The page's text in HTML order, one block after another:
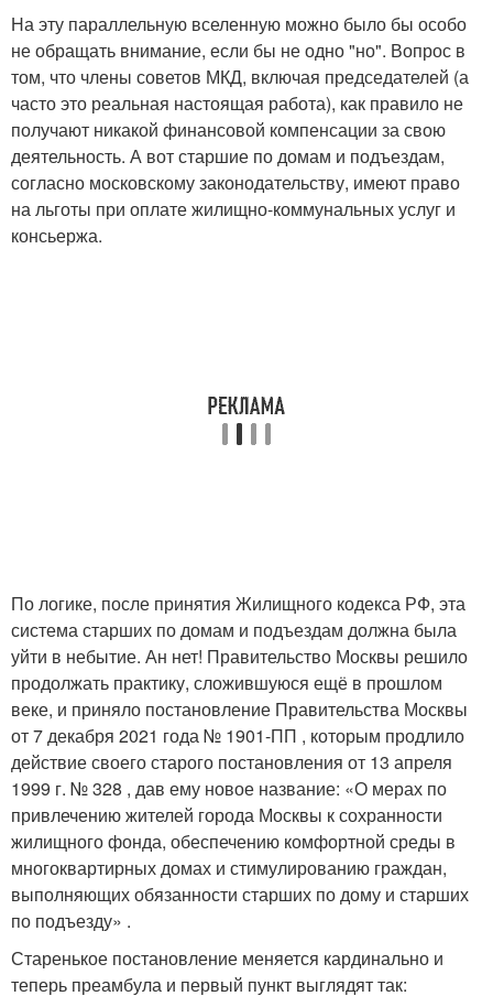
На эту параллельную вселенную можно было бы особо
не обращать внимание, если бы не одно "но". Вопрос в
том, что члены советов МКД, включая председателей (а
часто это реальная настоящая работа), как правило не
получают никакой финансовой компенсации за свою
деятельность. А вот старшие по домам и подъездам,
согласно московскому законодательству, имеют право
на льготы при оплате жилищно-коммунальных услуг и
консьержа.
По логике, после принятия Жилищного кодекса РФ, эта
система старших по домам и подъездам должна была
уйти в небытие. Ан нет! Правительство Москвы решило
продолжать практику, сложившуюся ещё в прошлом
веке, и приняло постановление Правительства Москвы
от 7 декабря 2021 года № 1901-ПП , которым продлило
действие своего старого постановления от 13 апреля
1999 г. № 328 , дав ему новое название: «О мерах по
привлечению жителей города Москвы к сохранности
жилищного фонда, обеспечению комфортной среды в
многоквартирных домах и стимулированию граждан,
выполняющих обязанности старших по дому и старших
по подъезду» .
Старенькое постановление меняется кардинально и
теперь преамбула и первый пункт выглядят так: